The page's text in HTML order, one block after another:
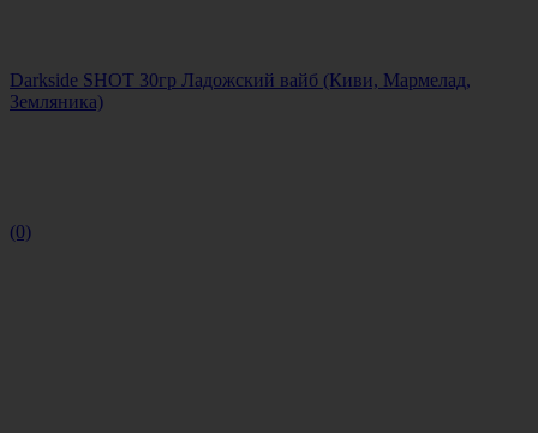
Darkside SHOT 30гр Ладожский вайб (Киви, Мармелад,
Земляника)
(0)